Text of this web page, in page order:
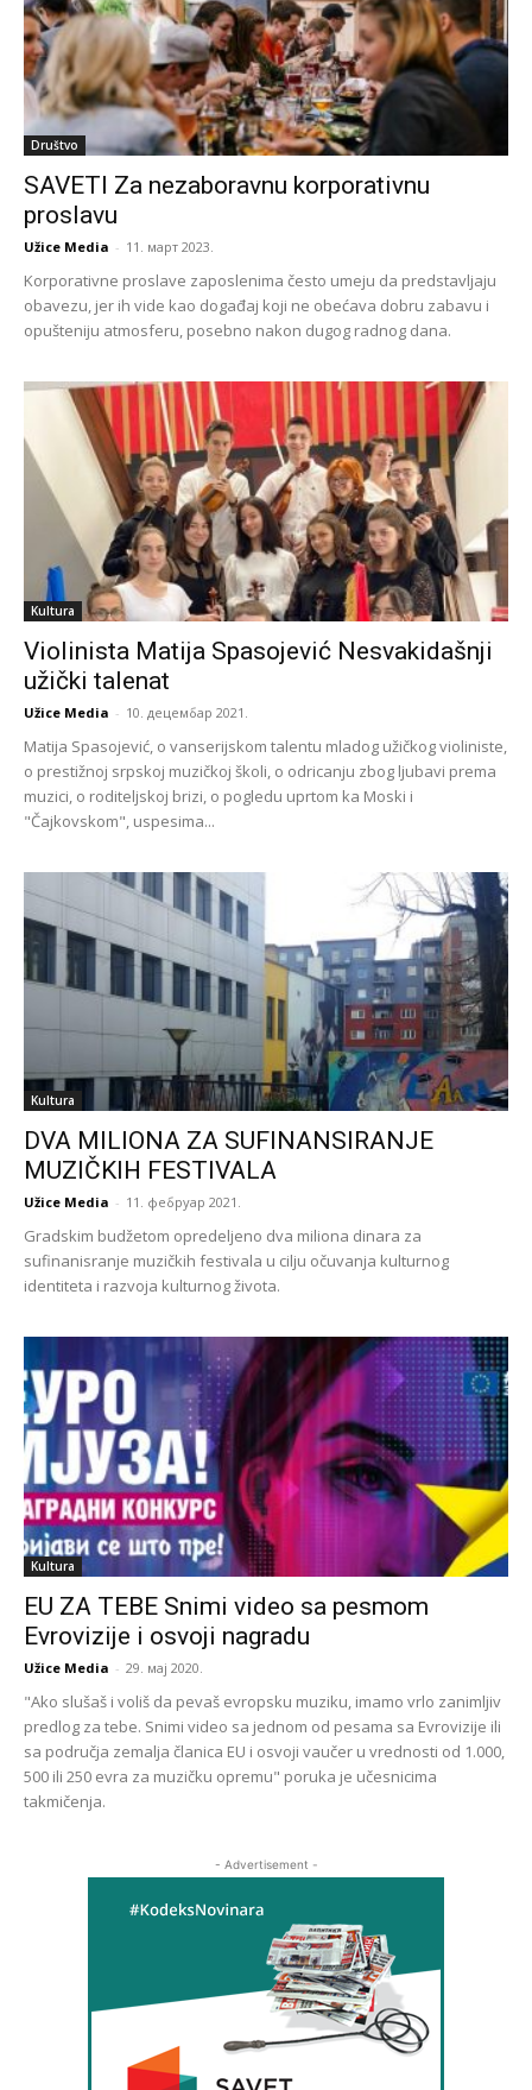
Društvo
SAVETI Za nezaboravnu korporativnu
proslavu
Užice Media - 11. март 2023.
Korporativne proslave zaposlenima često umeju da predstavljaju
obavezu, jer ih vide kao događaj koji ne obećava dobru zabavu i
opušteniju atmosferu, posebno nakon dugog radnog dana.
Kultura
Violinista Matija Spasojević Nesvakidašnji
užički talenat
Užice Media - 10. децембар 2021.
Matija Spasojević, o vanserijskom talentu mladog užičkog violiniste,
o prestižnoj srpskoj muzičkoj školi, o odricanju zbog ljubavi prema
muzici, o roditeljskoj brizi, o pogledu uprtom ka Moski i
"Čajkovskom", uspesima...
Kultura
DVA MILIONA ZA SUFINANSIRANJE
MUZIČKIH FESTIVALA
Užice Media - 11. фебруар 2021.
Gradskim budžetom opredeljeno dva miliona dinara za
sufinanisranje muzičkih festivala u cilju očuvanja kulturnog
identiteta i razvoja kulturnog života.
Kultura
EU ZA TEBE Snimi video sa pesmom
Evrovizije i osvoji nagradu
Užice Media - 29. мај 2020.
"Ako slušaš i voliš da pevaš evropsku muziku, imamo vrlo zanimljiv
predlog za tebe. Snimi video sa jednom od pesama sa Evrovizije ili
sa područja zemalja članica EU i osvoji vaučer u vrednosti od 1.000,
500 ili 250 evra za muzičku opremu" poruka je učesnicima
takmičenja.
- Advertisement -